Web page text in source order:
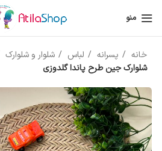
منو
خانه پسرانه لباس
شلوار و شلوارک
شلوارک جین طرح پاندا گلدوزی